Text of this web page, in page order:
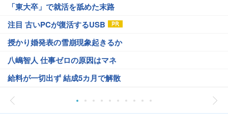
「東大卒」で就活を舐めた末路
注目 古いPCが復活するUSB
授かり婚発表の雪崩現象起きるか
八嶋智人 仕事ゼロの原因はマネ
給料が一切出ず 結成5カ月で解散